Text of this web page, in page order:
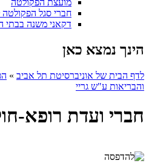
מועצת הפקולטה
חברי סגל
דקאני משנה בבתי
הינך נמצא כאן
לדף הבית של אוניברסיטת תל אביב »
והבריאות ע"ש גריי
חברי ועדת רופא-